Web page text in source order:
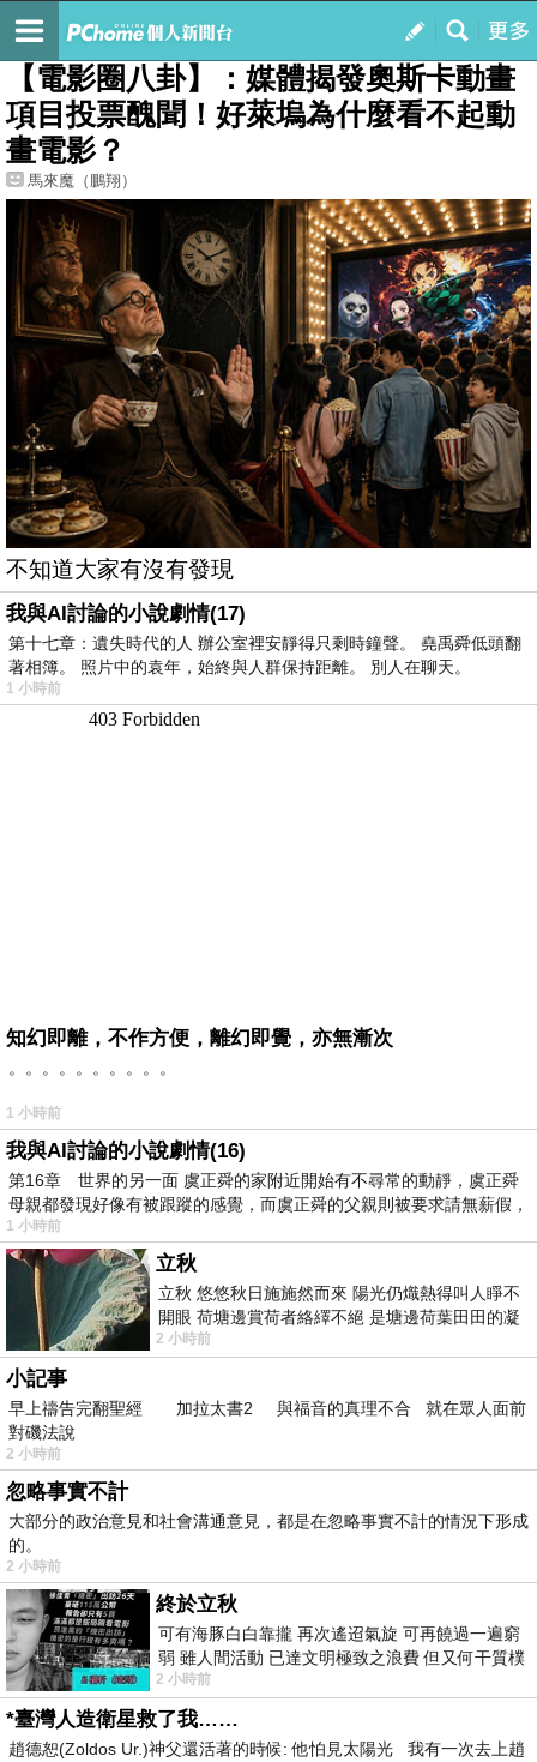
我的
最新文章
【電影圈八卦】：媒體揭發奧斯卡動畫
項目投票醜聞！好萊塢為什麼看不起動
畫電影？
馬來魔（鵬翔）
不知道大家有沒有發現
我與AI討論的小說劇情(17)
第十七章：遺失時代的人 辦公室裡安靜得只剩時鐘聲。 堯禹舜低頭翻
著相簿。 照片中的袁年，始終與人群保持距離。 別人在聊天。
1 小時前
知幻即離，不作方便，離幻即覺，亦無漸次
。。。。。。。。。。
1 小時前
我與AI討論的小說劇情(16)
第16章 世界的另一面 虞正舜的家附近開始有不尋常的動靜，虞正舜
母親都發現好像有被跟蹤的感覺，而虞正舜的父親則被要求請無薪假，
1 小時前
立秋
立秋 悠悠秋日施施然而來 陽光仍熾熱得叫人睜不
開眼 荷塘邊賞荷者絡繹不絕 是塘邊荷葉田田的凝
望 風中飄逸的是映日荷花別樣紅
2 小時前
小記事
早上禱告完翻聖經 加拉太書2 與福音的真理不合 就在眾人面前
對磯法說
2 小時前
忽略事實不計
大部分的政治意見和社會溝通意見，都是在忽略事實不計的情況下形成
的。
2 小時前
終於立秋
可有海豚白白靠攏 再次遙迢氣旋 可再饒過一遍窮
弱 雖人間活動 已達文明極致之浪費 但又何干質樸
者 只能白白陪葬
2 小時前
*臺灣人造衛星救了我……
趙德恕(Zoldos Ur.)神父還活著的時候: 他怕見太陽光 我有一次去上趙